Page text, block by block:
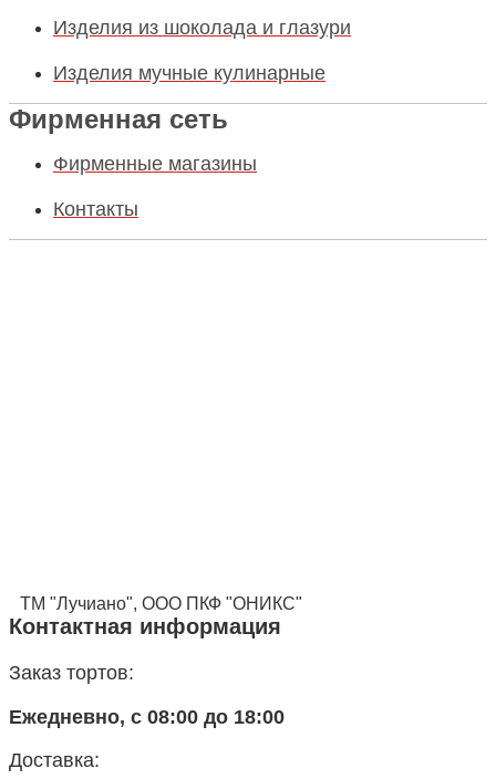
Изделия из шоколада и глазури
Изделия мучные кулинарные
Фирменная сеть
Фирменные магазины
Контакты
ТМ "Лучиано", ООО ПКФ "ОНИКС"
Контактная информация
Заказ тортов:
Ежедневно, с 08:00 до 18:00
Доставка: